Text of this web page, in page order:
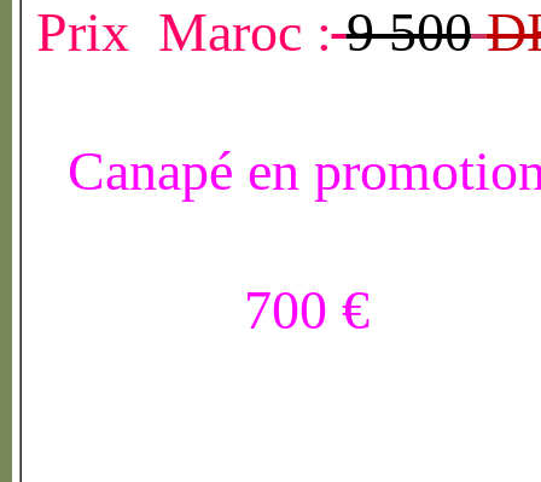
Prix Maroc : 9 500
Canapé en
700 €